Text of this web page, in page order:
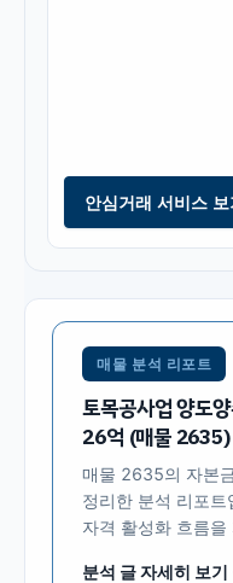
안심거래 서비스 보
매물 분석 리포트
토목공사업 양도
26억 (매물 2635)
매물 2635의 자본
정리한 분석 리포
자격 활성화 흐름
분석 글 자세히 보